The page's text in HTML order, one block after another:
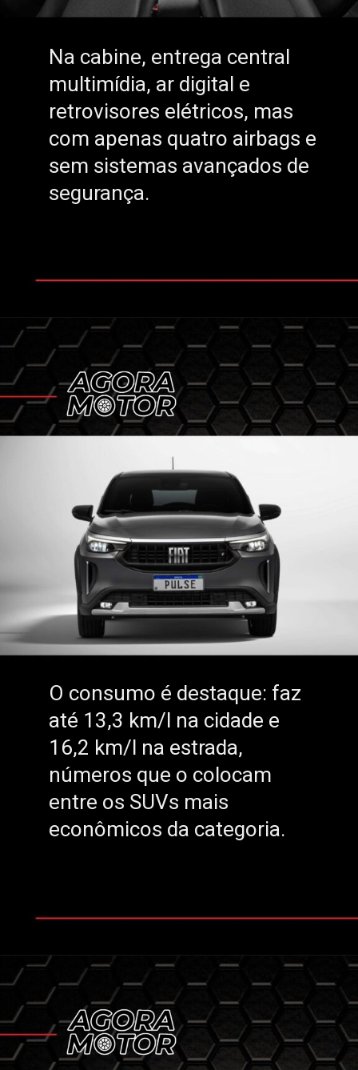
Na cabine, entrega central
multimídia, ar digital e
retrovisores elétricos, mas
com apenas quatro airbags e
sem sistemas avançados de
segurança.
Na cabine, entrega central
multimídia, ar digital e
retrovisores elétricos, mas
com apenas quatro airbags e
sem sistemas avançados de
segurança.
O consumo é destaque: faz
até 13,3 km/l na cidade e
16,2 km/l na estrada,
números que o colocam
entre os SUVs mais
econômicos da categoria.
O consumo é destaque: faz
até 13,3 km/l na cidade e
16,2 km/l na estrada,
números que o colocam
entre os SUVs mais
econômicos da categoria.